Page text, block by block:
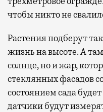
чтобы никто не
Растения подберут
жизнь на высоте. А
солнце, но и жар,
стеклянных фасадов
состоянием сада
датчики будут